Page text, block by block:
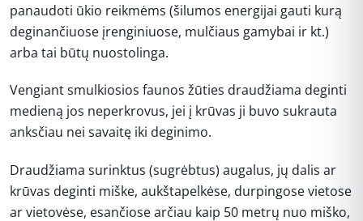
panaudoti ūkio reikmėms (šilumos energijai gauti kurą
deginančiuose įrenginiuose, mulčiaus gamybai ir kt.)
arba tai būtų nuostolinga.
Vengiant smulkiosios faunos žūties draudžiama deginti
medieną jos neperkrovus, jei į krūvas ji buvo sukrauta
anksčiau nei savaitę iki deginimo.
Draudžiama surinktus (sugrėbtus) augalus, jų dalis ar
krūvas deginti miške, aukštapelkėse, durpingose vietose
ar vietovėse, esančiose arčiau kaip 50 metrų nuo miško,